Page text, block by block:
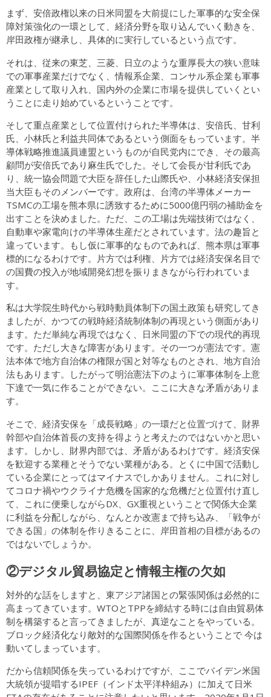
まず、安倍政権以来の日米同盟を大前提にした軍事的な安全保
障対策強化の一環として、経済分野を取り込んでいく動きを、
岸田政権が継承し、具体的に実行しているという点です。
それは、従来の東芝、三菱、日立のような重厚長大の狭い意味
での軍事産業だけでなく、情報系企業、コンサル系企業も軍事
産業として取り入れ、国内外の企業に市場を提供していくとい
うことに走り始めているということです。
そして重点産業として位置付けられた半導体は、安倍氏、甘利
氏、小林氏と利益共同体であるという側面をもっています。半
導体戦略推進議員連盟というものが自民党内にでき、その最高
顧問が安倍氏であり麻生氏でした。そして会長が甘利氏であ
り、統一協会問題で大臣を辞任した山際氏や、小林経済安保担
当大臣もそのメンバーです。政府は、台湾の半導体メーカー
TSMCの工場を熊本県に誘致するために5000億円弱の補助金を
出すことを決めました。ただ、この工場は先端技術ではなく、
自動車や家電向けの半導体生産だとされています。法の趣旨と
違っています。もし仮に軍事的なものであれば、熊本県は軍事
標的になるわけです。片方では利権、片方では経済安保名目で
の国費の投入が地域開発幻想を振りまきながら行われていま
す。
私は大学院生時代から戦時動員体制下の国土政策も研究してき
ましたが、かつての戦時経済統制体制の再現という側面があり
ます。ただ単純な再現ではなく、日米同盟の下での現代的再現
です。ただし大きな障害があります。その一つが憲法です。憲
法本体で地方自治体の権限が国と対等なものとされ、地方自治
法もあります。したがって明治憲法下のように軍事体制を上意
下達で一気に作ることができない。ここに大きな矛盾がありま
す。
そこで、経済安保を「成長戦略」の一環だと位置づけて、財界
幹部や自治体首長の支持を得ようと考えたのではないかと思い
ます。しかし、財界内部では、矛盾があるわけです。経済安保
を歓迎する業種とそうでない業種がある。とくに中国で活動し
ている企業にとってはマイナスでしかありません。これに対し
てコロナ禍やウクライナ危機を国家的な危機だと位置付け直し
て、これに便乗しながらDX、GX重視ということで関係大企業
に利益を分配しながら、なんとか改憲まで持ち込み、「戦争が
できる国」の体制を作りきることに、岸田首相の目標があるの
ではないでしょうか。
②デジタル貿易協定と情報主権の欠如
対外的な話をしますと、東アジア諸国との緊張関係は必然的に
高まってきています。WTOとTPPを締結する時には自由貿易体
制を構築すると言ってきましたが、真逆なことをやっている。
ブロック経済化なり敵対的な国際関係を作るということで 今は
動いてしまっています。
だから信頼関係を失っているわけですが、ここでバイデン米国
大統領が提唱するIPEF（インド太平洋枠組み）に加えて日米